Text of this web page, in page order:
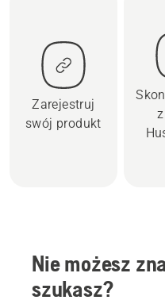
Zarejestruj
swój produkt
Nie możesz
szukasz?